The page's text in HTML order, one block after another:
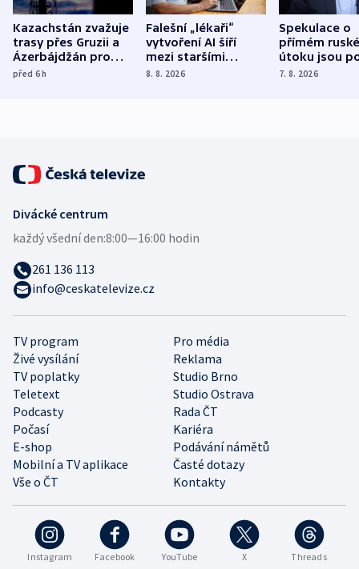
Kazachstán zvažuje
trasy přes Gruzii a
Ázerbájdžán pro
vývoz ropy do
před 6h
Falešní „lékaři“
vytvoření AI šíří
mezi staršími
Poláky nebezpečné
8. 8. 2026
Spekulace o
přímém
útoku jsou
míní
7. 8. 2026
Instagram Facebook YouTube X Threads
TV program
Pro média
Živé vysílání
Reklama
TV poplatky
Studio Brno
Teletext
Studio Ostrava
Podcasty
Rada ČT
Počasí
Kariéra
E-shop
Podávání námětů
Mobilní a TV aplikace
Časté dotazy
Vše o ČT
Kontakty
Divácké centrum
každý všední den:8:00—16:00 hodin
261 136 113
info@ceskatelevize.cz